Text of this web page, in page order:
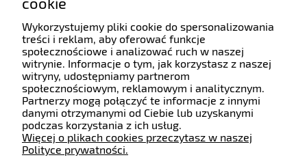
Pomoc
Moje konto
Płatności i dostawa
Informacje
Wykorzystujemy pliki cookie do spersonalizowania
treści i reklam, aby oferować funkcje
społecznościowe i analizować ruch w naszej
witrynie. Informacje o tym, jak korzystasz z naszej
witryny, udostępniamy partnerom
społecznościowym, reklamowym i analitycznym.
Partnerzy mogą połączyć te informacje z innymi
danymi otrzymanymi od Ciebie lub uzyskanymi
podczas korzystania z ich usług.
Więcej o plikach cookies przeczytasz w naszej
Polityce prywatności.